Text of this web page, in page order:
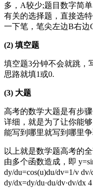
多，A较少;题目数字简
有关的选择题，直接选
一下笔，笔尖左边B右边
(2) 填空题
填空题3分钟不会就跳，
思路就填1或0.
(3) 大题
高考的数学大题是有步
详细，就是为了让你能
能写到哪里就写到哪里
以上就是数学题高考的
由多个函数造成，即
dy/du=cos(u)du/dv=1/v
dy/dx=dy/du·du/dv·dv/dx